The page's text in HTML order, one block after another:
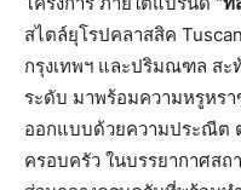
สไตล์ยุโรปคลาสสิค
กรุงเทพฯ และปริมณฑล สะ
ระดับ มาพร้อมความหรูหร
ออกแบบด้วยความประณีต
ครอบครัว ในบรรยากาศส